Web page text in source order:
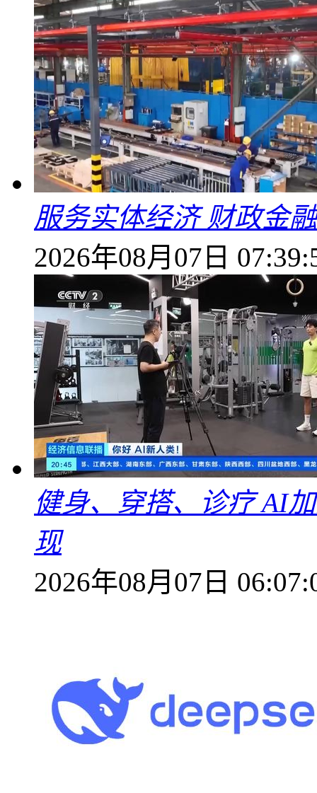
服务实体经济 财政金
2026年08月07日
健身、穿搭、诊疗 AI
现
2026年08月07日